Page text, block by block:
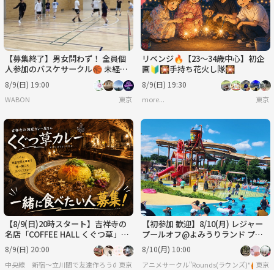
【募集終了】男女問わず！ 全員個
人参加のバスケサークル🏀 未経
験、女性大歓迎◎エンジョイレベ
ル！
8/9(日) 19:00
WABON 東京
リベンジ🔥【23～34歳中心】初企
画🔰🎇手持ち花火し隊🎇
8/9(日) 19:30
more... 東京
【8/9(日)20時スタート】吉祥寺の
名店「COFFEE HALL くぐつ草」
で、一緒にカレーを食べませんか？
🍛
8/9(日) 20:00
中央線 新宿〜立川間で友達作ろうの会東京
【初参加 歓迎】8/10(月) レジャー
プールオフ@よみうりランド プー
ルWAI ☀️
8/10(月) 10:00
アニメサークル"Rounds(ラウンズ)"🙆東京